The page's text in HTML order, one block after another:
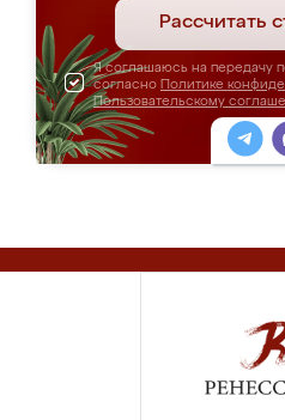
Рассчитать
Я соглашаюсь на передачу
согласно Политике
Пользовательскому